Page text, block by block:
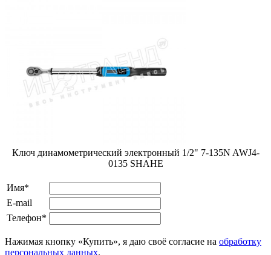
Ключ динамометрический электронный 1/2" 7-135N AWJ4-
0135 SHAHE
Имя*
E-mail
Телефон*
Нажимая кнопку «Купить», я даю своё согласие на обработку
персональных данных.